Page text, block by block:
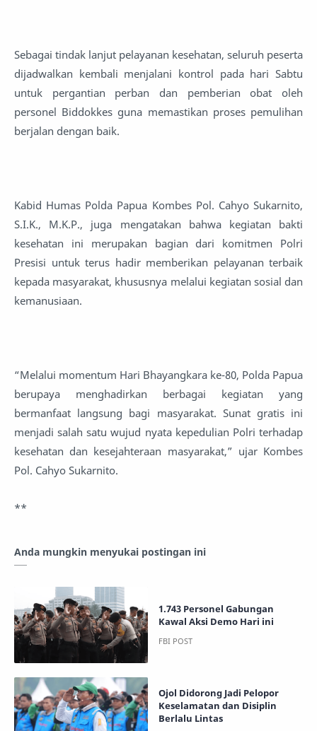
Sebagai tindak lanjut pelayanan kesehatan, seluruh peserta
dijadwalkan kembali menjalani kontrol pada hari Sabtu
untuk pergantian perban dan pemberian obat oleh
personel Biddokkes guna memastikan proses pemulihan
berjalan dengan baik.
Kabid Humas Polda Papua Kombes Pol. Cahyo Sukarnito,
S.I.K., M.K.P., juga mengatakan bahwa kegiatan bakti
kesehatan ini merupakan bagian dari komitmen Polri
Presisi untuk terus hadir memberikan pelayanan terbaik
kepada masyarakat, khususnya melalui kegiatan sosial dan
kemanusiaan.
“Melalui momentum Hari Bhayangkara ke-80, Polda Papua
berupaya menghadirkan berbagai kegiatan yang
bermanfaat langsung bagi masyarakat. Sunat gratis ini
menjadi salah satu wujud nyata kepedulian Polri terhadap
kesehatan dan kesejahteraan masyarakat,” ujar Kombes
Pol. Cahyo Sukarnito.
**
Anda mungkin menyukai postingan ini
1.743 Personel Gabungan
Kawal Aksi Demo Hari ini
Ojol Didorong Jadi Pelopor
Keselamatan dan Disiplin
Berlalu Lintas